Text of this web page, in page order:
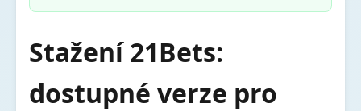
Stažení 21Bets:
dostupné verze pro